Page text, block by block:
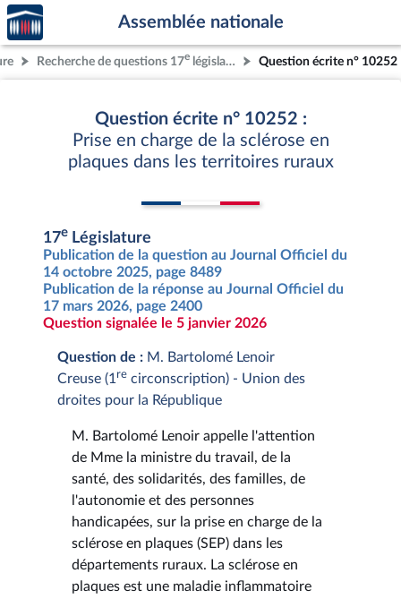
Aller au contenu
Aller en bas de la page
Accèder
à la
page
d'accueil
Assemblée nationale
Recherche de questions 17e législature Question écrite n° 10252
Question écrite n° 10252 :
Prise en charge de la sclérose en
plaques dans les territoires ruraux
17e Législature
Publication de la question au Journal Officiel du
14 octobre 2025, page 8489
Publication de la réponse au Journal Officiel du
17 mars 2026, page 2400
Question signalée le 5 janvier 2026
Question de : M. Bartolomé Lenoir
Creuse (1 re circonscription) - Union des
droites pour la République
M. Bartolomé Lenoir appelle l'attention
de Mme la ministre du travail, de la
santé, des solidarités, des familles, de
l'autonomie et des personnes
handicapées, sur la prise en charge de la
sclérose en plaques (SEP) dans les
départements ruraux. La sclérose en
plaques est une maladie inflammatoire